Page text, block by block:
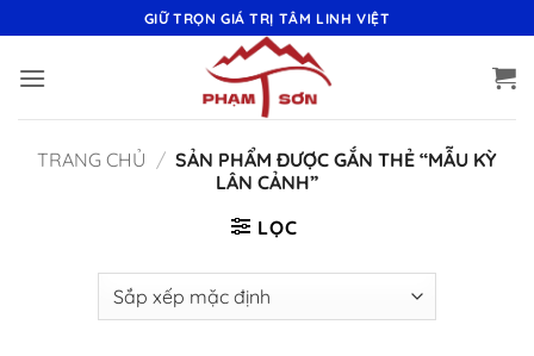
qua
nội
GIỮ TRỌN GIÁ TRỊ TÂM LINH VIỆT
TRANG CHỦ / SẢN PHẨM ĐƯỢC GẮN THẺ “MẪU KỲ
LÂN CẢNH”
LỌC